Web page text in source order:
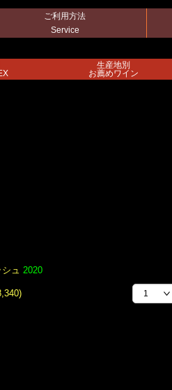
ご利用方法
Service
生産地別
お薦めワイン
ュ 2020